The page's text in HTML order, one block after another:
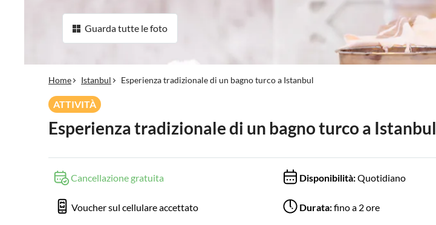
Guarda tutte le foto
Home Istanbul Esperienza tradizionale di un bagno turco a Istanbul
ATTIVITÀ
Esperienza tradizionale di un bagno turco a Istanbul
Cancellazione gratuita Disponibilità:Quotidiano
Voucher sul cellulare accettato Durata:fino a 2 ore